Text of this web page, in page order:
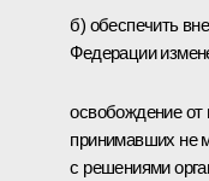
б) обеспечить
Федерации
освобождение от
принимавших не
с решениями